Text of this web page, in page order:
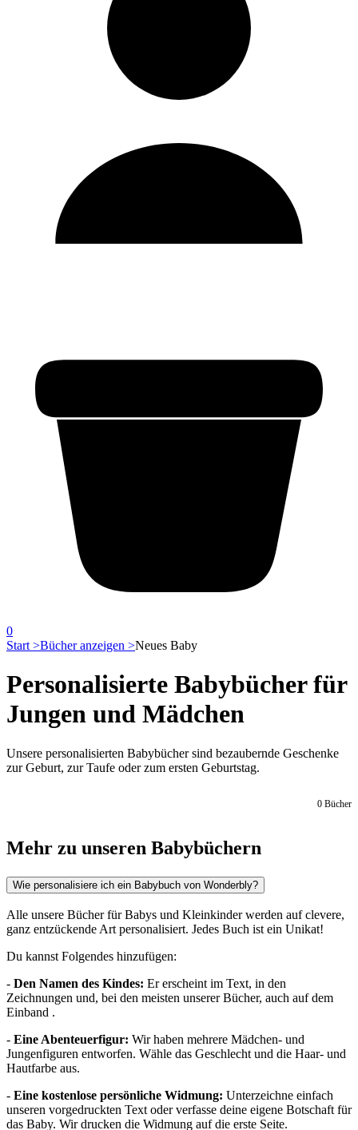
0
Start >Bücher anzeigen >Neues Baby
Personalisierte Babybücher für
Jungen und Mädchen
Unsere personalisierten Babybücher sind bezaubernde Geschenke
zur Geburt, zur Taufe oder zum ersten Geburtstag.
0 Bücher
Mehr zu unseren Babybüchern
Wie personalisiere ich ein Babybuch von Wonderbly?
Alle unsere Bücher für Babys und Kleinkinder werden auf clevere,
ganz entzückende Art personalisiert. Jedes Buch ist ein Unikat!
Du kannst Folgendes hinzufügen:
- Den Namen des Kindes: Er erscheint im Text, in den
Zeichnungen und, bei den meisten unserer Bücher, auch auf dem
Einband .
- Eine Abenteuerfigur: Wir haben mehrere Mädchen- und
Jungenfiguren entworfen. Wähle das Geschlecht und die Haar- und
Hautfarbe aus.
- Eine kostenlose persönliche Widmung: Unterzeichne einfach
unseren vorgedruckten Text oder verfasse deine eigene Botschaft für
das Baby. Wir drucken die Widmung auf die erste Seite.